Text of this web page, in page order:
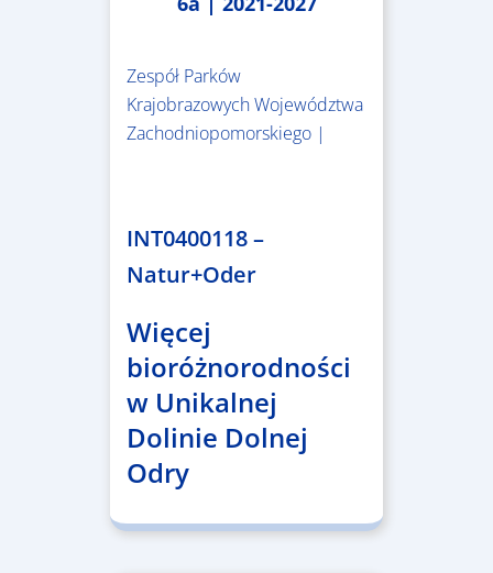
Zespół Parków
Krajobrazowych Województwa
Zachodniopomorskiego |
INT0400118 –
Natur+Oder
Więcej
bioróżnorodności
w Unikalnej
Dolinie Dolnej
Odry